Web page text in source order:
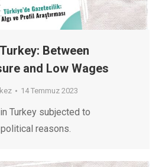
Between
and Low Wages
14 Temmuz 2023
Turkey subjected to
reasons.